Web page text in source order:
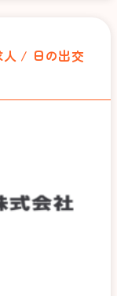
人 / 日の出交